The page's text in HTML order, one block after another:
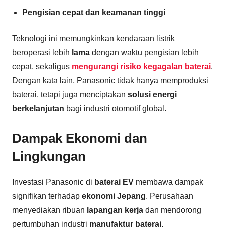
Pengisian cepat dan keamanan tinggi
Teknologi ini memungkinkan kendaraan listrik
beroperasi lebih lama dengan waktu pengisian lebih
cepat, sekaligus mengurangi risiko kegagalan baterai.
Dengan kata lain, Panasonic tidak hanya memproduksi
baterai, tetapi juga menciptakan solusi energi
berkelanjutan bagi industri otomotif global.
Dampak Ekonomi dan
Lingkungan
Investasi Panasonic di baterai EV membawa dampak
signifikan terhadap ekonomi Jepang. Perusahaan
menyediakan ribuan lapangan kerja dan mendorong
pertumbuhan industri manufaktur baterai.